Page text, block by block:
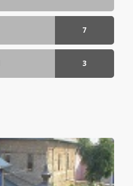
7
GÖNDERI(LER)
3